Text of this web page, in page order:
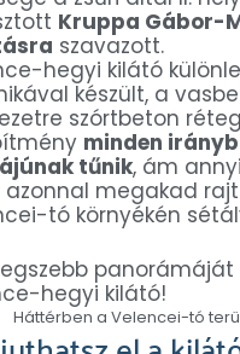
Kruppa Gábor-
szavazott.
hegyi kilátó
készült, a
szórtbeton
minden
tűnik, ám
azonnal megakad
tó környékén
Háttérben a Velencei-tó